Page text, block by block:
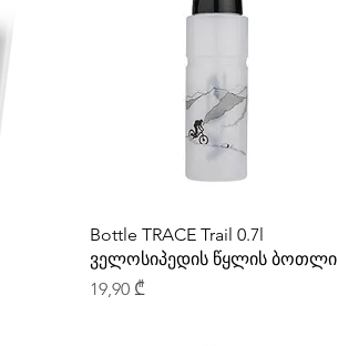
Bottle TRACE Trail 0.7l
ველოსიპედის წყლის ბოთლი
Price
19,90 ₾